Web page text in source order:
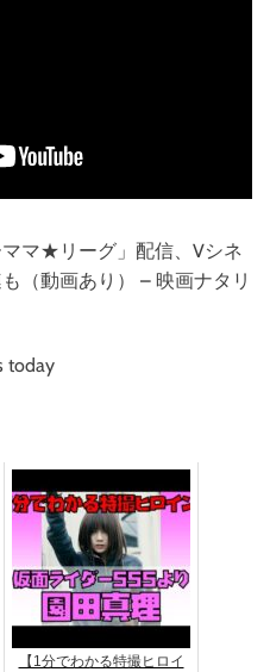
マ★リーグ」配信、Vシネ
（動画あり） – 映画ナタリ
today
【1分でわかる特撮ヒロイ